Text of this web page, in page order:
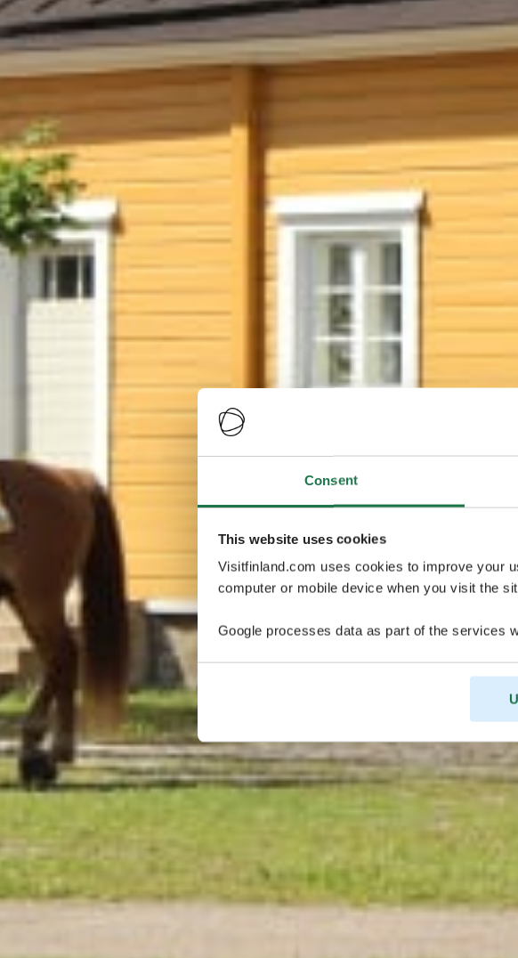
Consent
This website uses cookies
Visitfinland.com uses cookies to improve your
computer or mobile device when you visit the
Google processes data as part of the services